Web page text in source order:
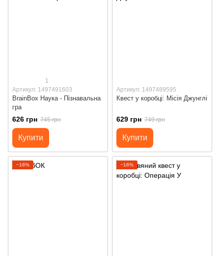
1
Артикул: 1497491603
BrainBox Наука - Пізнавальна
гра
626 грн 745 грн
Купити
Артикул: 1497489595
Квест у коробці: Місія Джунглі
629 грн 749 грн
Купити
−16% −16%